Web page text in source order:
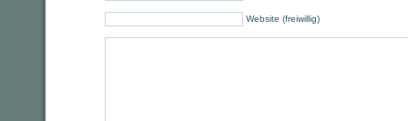
Website (freiwillig)